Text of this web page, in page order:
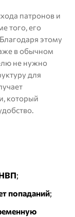
патронов и
того, его
этому
в обычном
не нужно
для
который
;
попаданий;